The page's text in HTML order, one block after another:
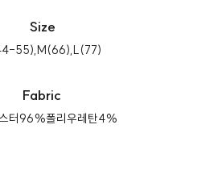
Size
55),M(66),L(77)
Fabric
터96%폴리우레탄4%